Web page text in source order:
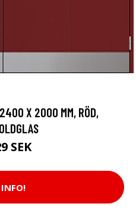
X 2000 MM, RÖD,
SEK
INFO!